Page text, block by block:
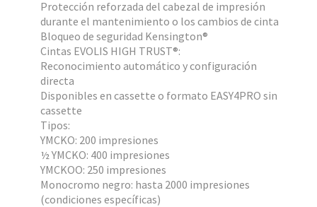
Protección reforzada del cabezal de impresión
durante el mantenimiento o los cambios de cinta
Bloqueo de seguridad Kensington®
Cintas EVOLIS HIGH TRUST®:
Reconocimiento automático y configuración
directa
Disponibles en cassette o formato EASY4PRO sin
cassette
Tipos:
YMCKO: 200 impresiones
½ YMCKO: 400 impresiones
YMCKOO: 250 impresiones
Monocromo negro: hasta 2000 impresiones
(condiciones específicas)